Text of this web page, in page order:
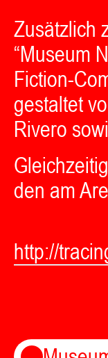
Zusätzlich
“Museum
Fiction-
gestaltet
Rivero
den am
http://